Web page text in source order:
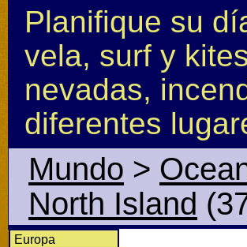
Planifique su
vela, surf y
nevadas,
diferentes
Mundo >
North Island
Europa